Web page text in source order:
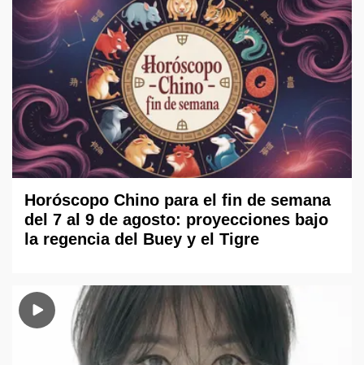
Horóscopo Chino para el fin de semana
del 7 al 9 de agosto: proyecciones bajo
la regencia del Buey y el Tigre